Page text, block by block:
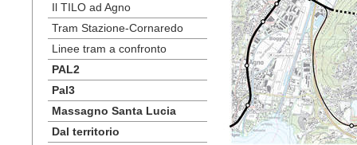
Il TILO ad Agno
Tram Stazione-Cornaredo
Linee tram a confronto
PAL2
Pal3
Massagno Santa Lucia
Dal territorio